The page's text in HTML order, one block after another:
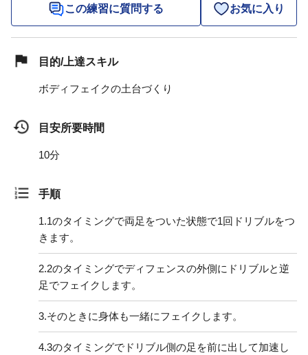
この練習に質問する お気に入り
目的/上達スキル
ボディフェイクの土台づくり
目安所要時間
10分
手順
1.1のタイミングで両足をついた状態で1回ドリブルをつ
きます。
2.2のタイミングでディフェンスの外側にドリブルと逆
足でフェイクします。
3.そのときに身体も一緒にフェイクします。
4.3のタイミングでドリブル側の足を前に出して加速し